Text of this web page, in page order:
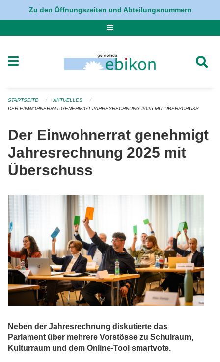
Navigation überspringen
Zu den Öffnungszeiten und Abteilungsnummern
STARTSEITE
AKTUELLES
DER EINWOHNERRAT GENEHMIGT JAHRESRECHNUNG 2025 MIT ÜBERSCHUSS
Der Einwohnerrat genehmigt
Jahresrechnung 2025 mit
Überschuss
Neben der Jahresrechnung diskutierte das
Parlament über mehrere Vorstösse zu Schulraum,
Kulturraum und dem Online-Tool smartvote.